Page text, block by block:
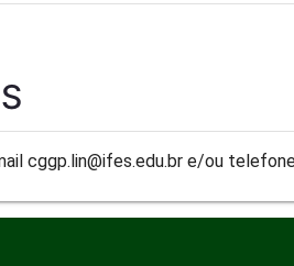
cggp.lin@ifes.edu.br e/ou